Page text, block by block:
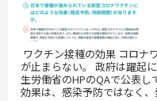
ワクチン接種の効果 コロナ
が止まらない。 政府は躍起
生労働省のHPのQAで公表
効果は、感染予防ではなく